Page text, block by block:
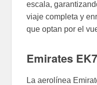
escala,
viaje completa y
que optan por el
Emirates
La aerolínea